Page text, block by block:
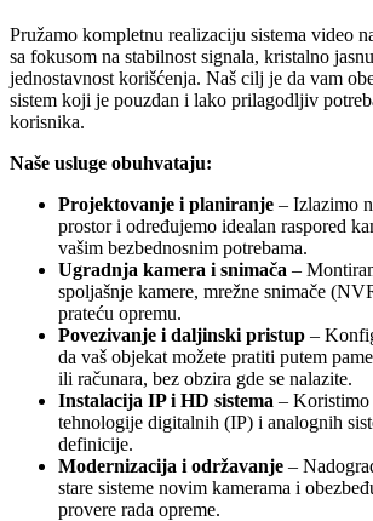
Pružamo kompletnu realizaciju sistema video
sa fokusom na stabilnost signala, kristalno
jednostavnost korišćenja. Naš cilj je da vam
sistem koji je pouzdan i lako prilagodljiv
korisnika.
Naše usluge obuhvataju:
Projektovanje i planiranje – Izlazimo
prostor i određujemo idealan raspored
vašim bezbednosnim potrebama.
Ugradnja kamera i snimača –
spoljašnje kamere, mrežne snimače
prateću opremu.
Povezivanje i daljinski pristup –
da vaš objekat možete pratiti putem
ili računara, bez obzira gde se nalazite.
Instalacija IP i HD sistema –
tehnologije digitalnih (IP) i analognih
definicije.
Modernizacija i održavanje –
stare sisteme novim kamerama i
provere rada opreme.